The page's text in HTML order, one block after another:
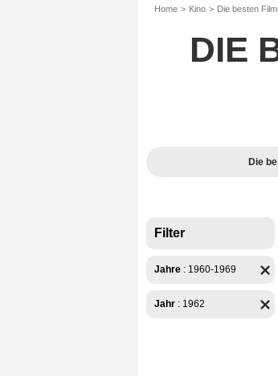
Home Kino Die besten
DIE
Die
Filter
Jahre : 1960-1969
Jahr : 1962